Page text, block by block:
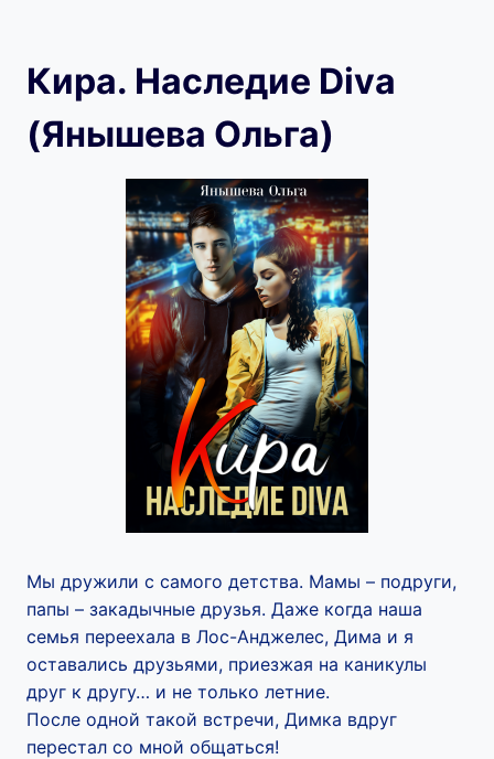
Кира. Наследие Diva
(Янышева Ольга)
Мы дружили с самого детства. Мамы – подруги,
папы – закадычные друзья. Даже когда наша
семья переехала в Лос-Анджелес, Дима и я
оставались друзьями, приезжая на каникулы
друг к другу… и не только летние.
После одной такой встречи, Димка вдруг
перестал со мной общаться!